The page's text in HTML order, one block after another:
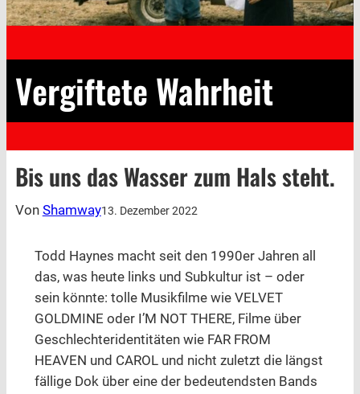
Vergiftete Wahrheit
Bis uns das Wasser zum Hals steht.
Von Shamway13. Dezember 2022
Todd Haynes macht seit den 1990er Jahren all
das, was heute links und Subkultur ist – oder
sein könnte: tolle Musikfilme wie VELVET
GOLDMINE oder I’M NOT THERE, Filme über
Geschlechteridentitäten wie FAR FROM
HEAVEN und CAROL und nicht zuletzt die längst
fällige Dok über eine der bedeutendsten Bands